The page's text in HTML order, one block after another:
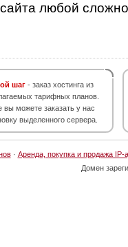
любой
шаг - заказ хостинга из
тарифных планов.
вы можете заказать у нас
выделенного сервера.
· Аренда, покупка и продажа IP-
Домен